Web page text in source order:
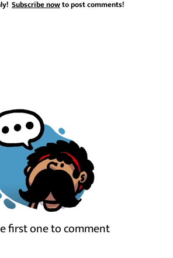
Subscribe nowto post comments!
first one to comment